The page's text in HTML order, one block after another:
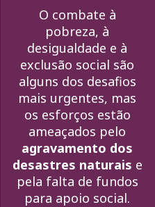
O combate à
pobreza, à
desigualdade e à
exclusão social são
alguns dos desafios
mais urgentes, mas
os esforços estão
ameaçados pelo
agravamento dos
desastres naturais e
pela falta de fundos
para apoio social.